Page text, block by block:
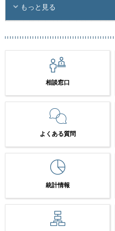
もっと見る
相談窓口
よくある質問
統計情報